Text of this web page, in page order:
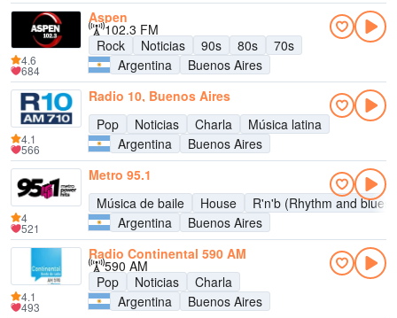
Aspen
102.3 FM
Rock
Noticias 90s 80s
70s
Argentina
Buenos Aires
4.6
684
Radio 10, Buenos Aires
Pop
Noticias Charla
Música latina
Argentina
Buenos Aires
4.1
566
Metro 95.1
Música de baile
House
R'n'b (Rhythm and blues)
Argentina
Buenos Aires
4
521
Radio Continental 590 AM
590 AM
Pop
Noticias
Charla
Argentina
Buenos Aires
4.1
493